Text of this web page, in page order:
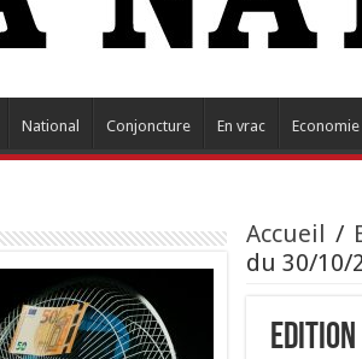
National Conjoncture En vrac Economie
Accueil /
du 30/10/
Edition